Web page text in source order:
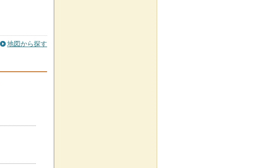
地図から探す